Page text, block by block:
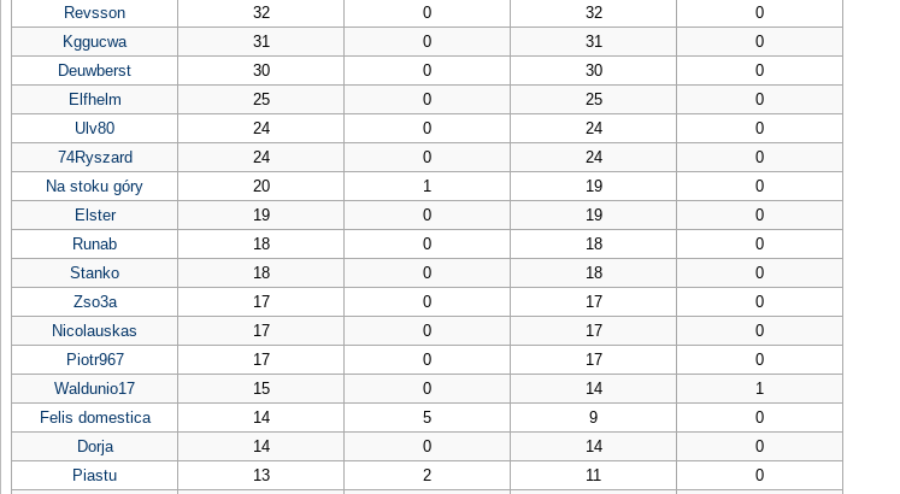
Revsson
32 0 32
0
Kggucwa
31 0 31
0
Deuwberst
30 0 30
0
Elfhelm
25 0 25
0
Ulv80
24 0 24
0
74Ryszard
24 0 24
0
Na stoku góry
20 1 19
0
Elster
19 0 19
0
Runab
18 0 18
0
Stanko
18 0 18
0
Zso3a
17 0 17
0
Nicolauskas
17 0 17
0
Piotr967
17 0 17
0
Waldunio17
15 0 14
1
Felis domestica
14 5 9
0
Dorja
14 0 14
0
Piastu
13 2 11
0